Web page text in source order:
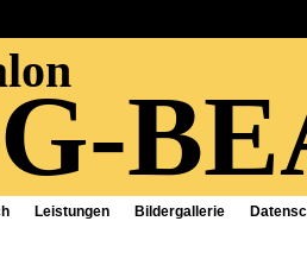
Leistungen Bildergallerie